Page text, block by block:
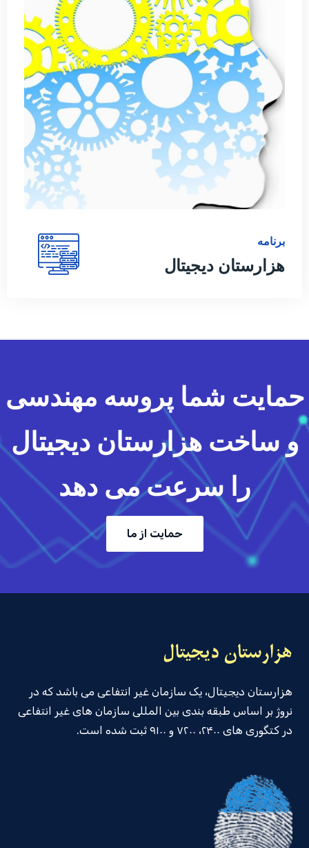
برنامه
هزارستان دیجیتال
حمایت شما پروسه مهندسی
و ساخت هزارستان دیجیتال
را سرعت می دهد
حمایت از ما
هزارستان دیجیتال، یک سازمان غیر انتفاعی می باشد که در
نروژ بر اساس طبقه بندی بین المللی سازمان های غیر انتفاعی
در کتگوری های ۲۴۰۰، ۷۲۰۰ و ۹۱۰۰ ثبت شده است.